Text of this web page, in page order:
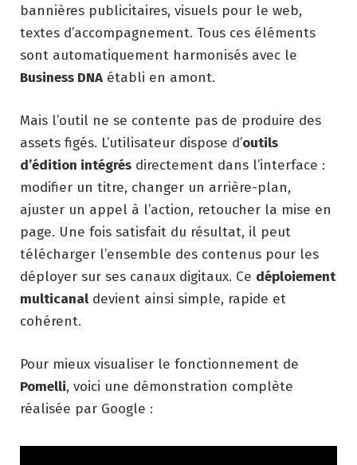
bannières publicitaires, visuels pour le web,
textes d’accompagnement. Tous ces éléments
sont automatiquement harmonisés avec le
Business DNA établi en amont.
Mais l’outil ne se contente pas de produire des
assets figés. L’utilisateur dispose d’outils
d’édition intégrés directement dans l’interface :
modifier un titre, changer un arrière-plan,
ajuster un appel à l’action, retoucher la mise en
page. Une fois satisfait du résultat, il peut
télécharger l’ensemble des contenus pour les
déployer sur ses canaux digitaux. Ce déploiement
multicanal devient ainsi simple, rapide et
cohérent.
Pour mieux visualiser le fonctionnement de
Pomelli, voici une démonstration complète
réalisée par Google :